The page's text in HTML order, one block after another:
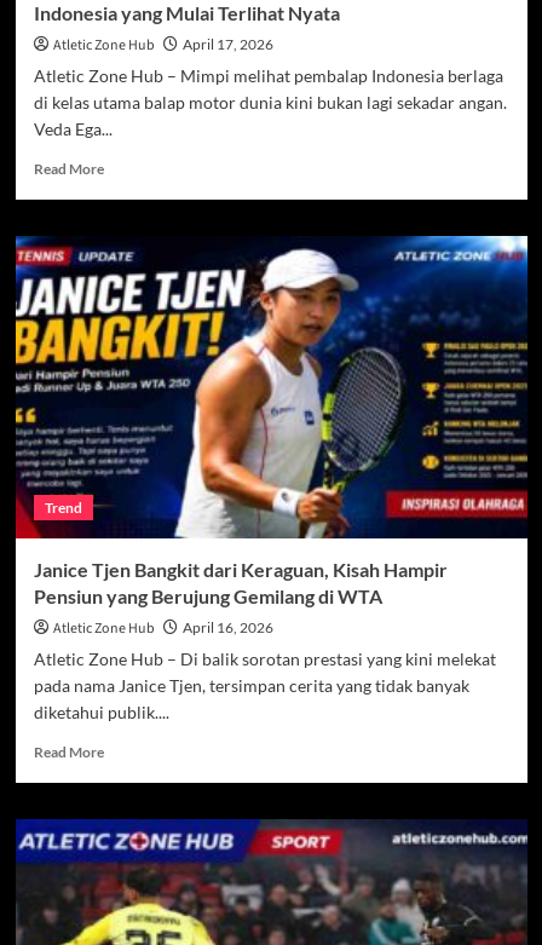
Indonesia yang Mulai Terlihat Nyata
Atletic Zone Hub April 17, 2026
Atletic Zone Hub – Mimpi melihat pembalap Indonesia berlaga
di kelas utama balap motor dunia kini bukan lagi sekadar angan.
Veda Ega...
Read MoreRead
Ega
MotoGP
2029,
Mimpi
Besar
Pembalap
Indonesia
Mulai
Terlihat
Trend
Janice Tjen Bangkit dari Keraguan, Kisah Hampir
Pensiun yang Berujung Gemilang di WTA
Atletic Zone Hub April 16, 2026
Atletic Zone Hub – Di balik sorotan prestasi yang kini melekat
pada nama Janice Tjen, tersimpan cerita yang tidak banyak
diketahui publik....
Read MoreRead
Janice
Tjen
Bangkit
dari
Keraguan,
Kisah